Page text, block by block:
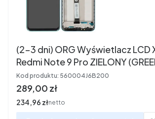
(2-3 dni) ORG Wyświetlacz LCD
Redmi Note 9 Pro ZIELONY
Kod produktu: 560004J6B200
Cena
289,00 zł
Cena
234,96 złnetto